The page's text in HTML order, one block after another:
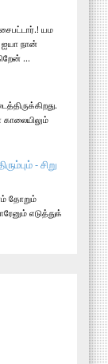
யம
நான்
...
- சிறு
தோறும்
எடுத்துக்